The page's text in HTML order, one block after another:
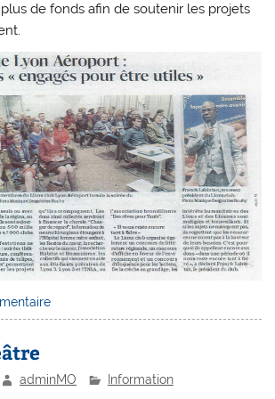
de fonds afin de soutenir les projets
adminMO Information